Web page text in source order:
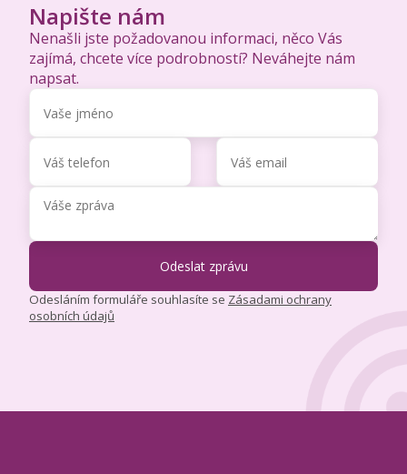
Napište nám
Nenašli jste požadovanou informaci, něco Vás
zajímá, chcete více podrobností? Neváhejte nám
napsat.
Odesláním formuláře souhlasíte se Zásadami ochrany
osobních údajů